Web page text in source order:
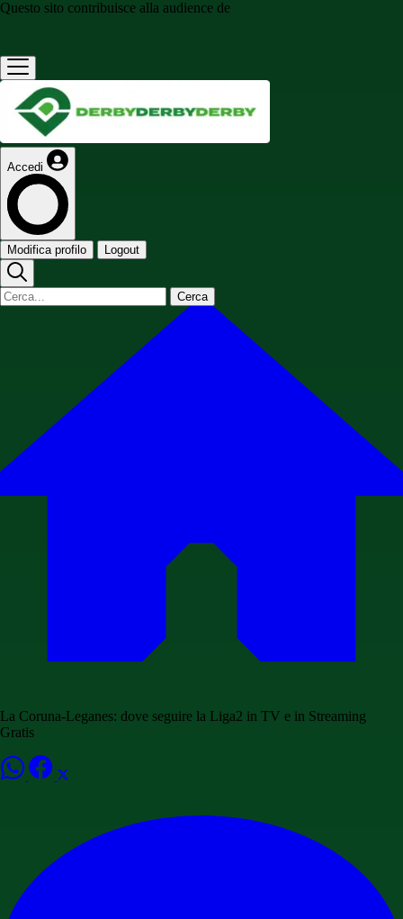
Questo sito contribuisce alla audience de
Accedi
Modifica profilo Logout
Cerca
La Coruna-Leganes: dove seguire la Liga2 in TV e in Streaming
Gratis